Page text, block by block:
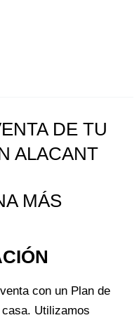
DE TU
ALACANT
MÁS
con un Plan de
Utilizamos